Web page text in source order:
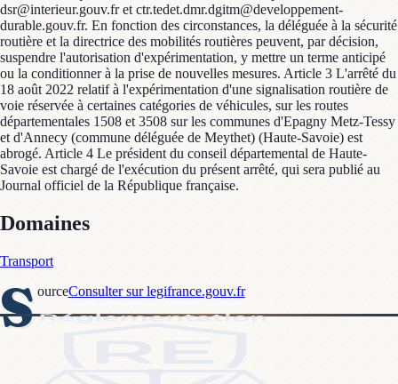
dsr@interieur.gouv.fr et ctr.tedet.dmr.dgitm@developpement-
durable.gouv.fr. En fonction des circonstances, la déléguée à la sécurité
routière et la directrice des mobilités routières peuvent, par décision,
suspendre l'autorisation d'expérimentation, y mettre un terme anticipé
ou la conditionner à la prise de nouvelles mesures. Article 3 L'arrêté du
18 août 2022 relatif à l'expérimentation d'une signalisation routière de
voie réservée à certaines catégories de véhicules, sur les routes
départementales 1508 et 3508 sur les communes d'Epagny Metz-Tessy
et d'Annecy (commune déléguée de Meythet) (Haute-Savoie) est
abrogé. Article 4 Le président du conseil départemental de Haute-
Savoie est chargé de l'exécution du présent arrêté, qui sera publié au
Journal officiel de la République française.
Domaines
Transport
S ourceConsulter sur legifrance.gouv.fr